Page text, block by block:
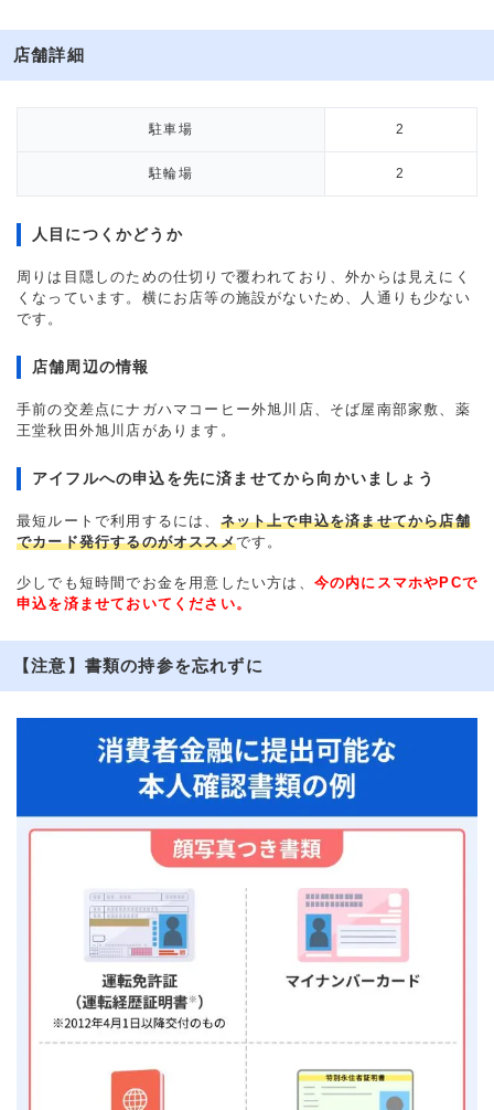
店舗詳細
駐車場 2
駐輪場 2
人目につくかどうか
周りは目隠しのための仕切りで覆われており、外からは見えにく
くなっています。横にお店等の施設がないため、人通りも少ない
です。
店舗周辺の情報
手前の交差点にナガハマコーヒー外旭川店、そば屋南部家敷、薬
王堂秋田外旭川店があります。
アイフルへの申込を先に済ませてから向かいましょう
最短ルートで利用するには、 ネット上で申込を済ませてから店舗
でカード発行するのがオススメです。
少しでも短時間でお金を用意したい方は、 今の内にスマホやPCで
申込を済ませておいてください。
【注意】書類の持参を忘れずに